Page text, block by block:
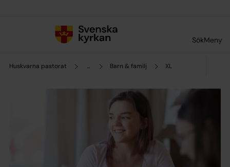
SökMeny
Huskvarna pastorat ... Barn & familj XL